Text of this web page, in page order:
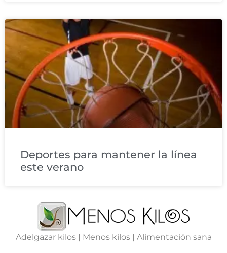
Deportes para mantener la línea
este verano
Adelgazar kilos | Menos kilos | Alimentación sana